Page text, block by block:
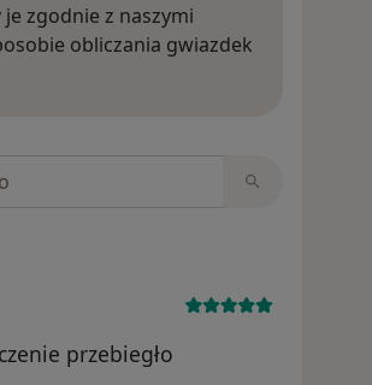
zgodnie z naszymi
obliczania gwiazdek
przebiegło